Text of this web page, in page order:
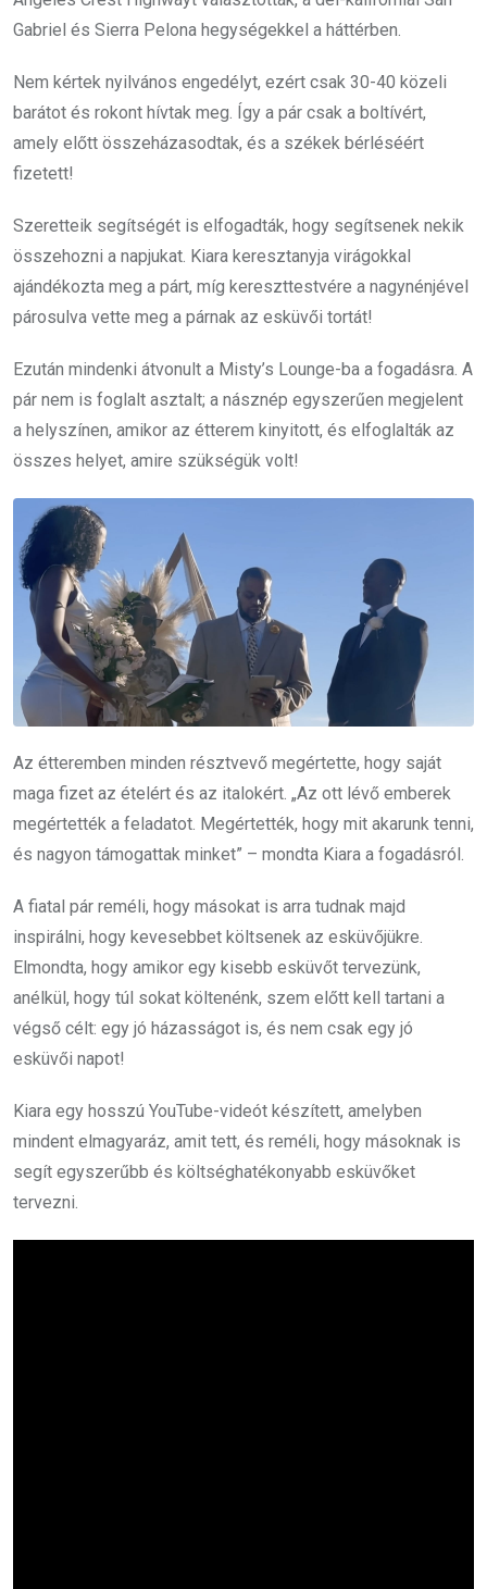
Gabriel és Sierra Pelona hegységekkel a háttérben.
Nem kértek nyilvános engedélyt, ezért csak 30-40 közeli
barátot és rokont hívtak meg. Így a pár csak a boltívért,
amely előtt összeházasodtak, és a székek bérléséért
fizetett!
Szeretteik segítségét is elfogadták, hogy segítsenek nekik
összehozni a napjukat. Kiara keresztanyja virágokkal
ajándékozta meg a párt, míg kereszttestvére a nagynénjével
párosulva vette meg a párnak az esküvői tortát!
Ezután mindenki átvonult a Misty’s Lounge-ba a fogadásra. A
pár nem is foglalt asztalt; a násznép egyszerűen megjelent
a helyszínen, amikor az étterem kinyitott, és elfoglalták az
összes helyet, amire szükségük volt!
Az étteremben minden résztvevő megértette, hogy saját
maga fizet az ételért és az italokért. „Az ott lévő emberek
megértették a feladatot. Megértették, hogy mit akarunk tenni,
és nagyon támogattak minket” – mondta Kiara a fogadásról.
A fiatal pár reméli, hogy másokat is arra tudnak majd
inspirálni, hogy kevesebbet költsenek az esküvőjükre.
Elmondta, hogy amikor egy kisebb esküvőt tervezünk,
anélkül, hogy túl sokat költenénk, szem előtt kell tartani a
végső célt: egy jó házasságot is, és nem csak egy jó
esküvői napot!
Kiara egy hosszú YouTube-videót készített, amelyben
mindent elmagyaráz, amit tett, és reméli, hogy másoknak is
segít egyszerűbb és költséghatékonyabb esküvőket
tervezni.